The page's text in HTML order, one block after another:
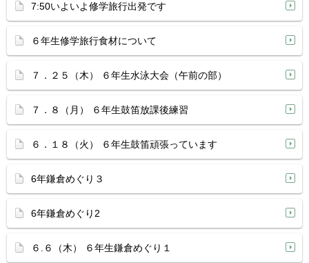
7:50いよいよ修学旅行出発です
６年生修学旅行食材について
７．２５（木） ６年生水泳大会（午前の部）
７．８（月） ６年生鼓笛放課後練習
６．１８（火） ６年生鼓笛頑張っています
6年鎌倉めぐり３
6年鎌倉めぐり2
６.６（木） ６年生鎌倉めぐり１